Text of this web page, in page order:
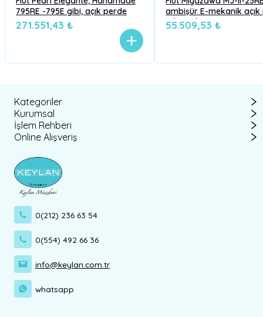
795RE -795E gibi, açık perde
271.551,43 ₺
ambişür E-mekanik
C kuyruk
55.509,53 ₺
Kategoriler
Kurumsal
İşlem Rehberi
Online Alışveriş
0(212) 236 63 54
0(554) 492 66 36
info@keylan.com.tr
whatsapp